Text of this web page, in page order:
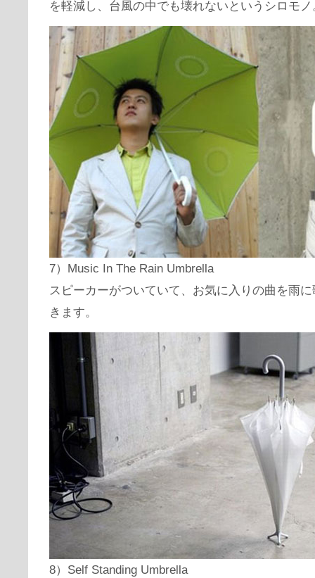
を軽減し、台風の中でも壊れないというシロモノ
7）Music In The Rain Umbrella
スピーカーがついていて、お気に入りの曲を雨
きます。
8）Self Standing Umbrella